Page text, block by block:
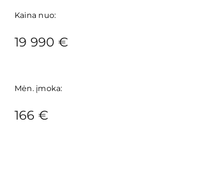
Kaina nuo:
19 990 €
Mėn. įmoka:
166 €